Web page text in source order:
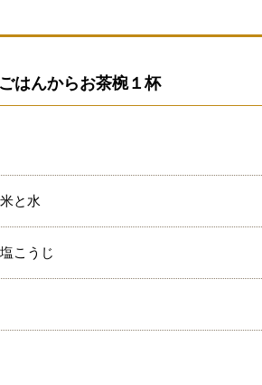
はんからお茶椀１杯
と水
こうじ